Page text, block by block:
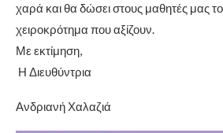
χαρά και θα δώσει στους μαθητές μας
χειροκρότημα που αξίζουν.
Με εκτίμηση,
Η Διευθύντρια
Ανδριανή Χαλαζιά